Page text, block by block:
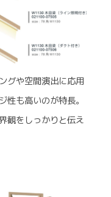
グや空間演出に応用
性も高いのが特長。
観をしっかりと伝え